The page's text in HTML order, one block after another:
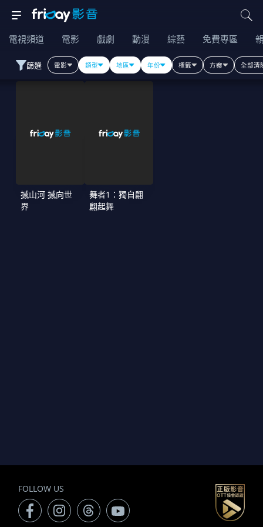
電視頻道 電影 戲劇 動漫 綜藝 免費專區
篩選 電影 類型 地區 年份 標籤 方案 全部清
撼山河 撼向世
界
舞者1：獨自翩
翩起舞
FOLLOW US